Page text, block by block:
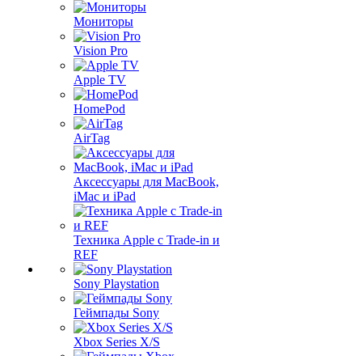
Мониторы
Vision Pro
Apple TV
HomePod
AirTag
Аксессуары для MacBook,
iMac и iPad
Техника Apple с Trade-in и
REF
Sony Playstation
Геймпады Sony
Xbox Series X/S